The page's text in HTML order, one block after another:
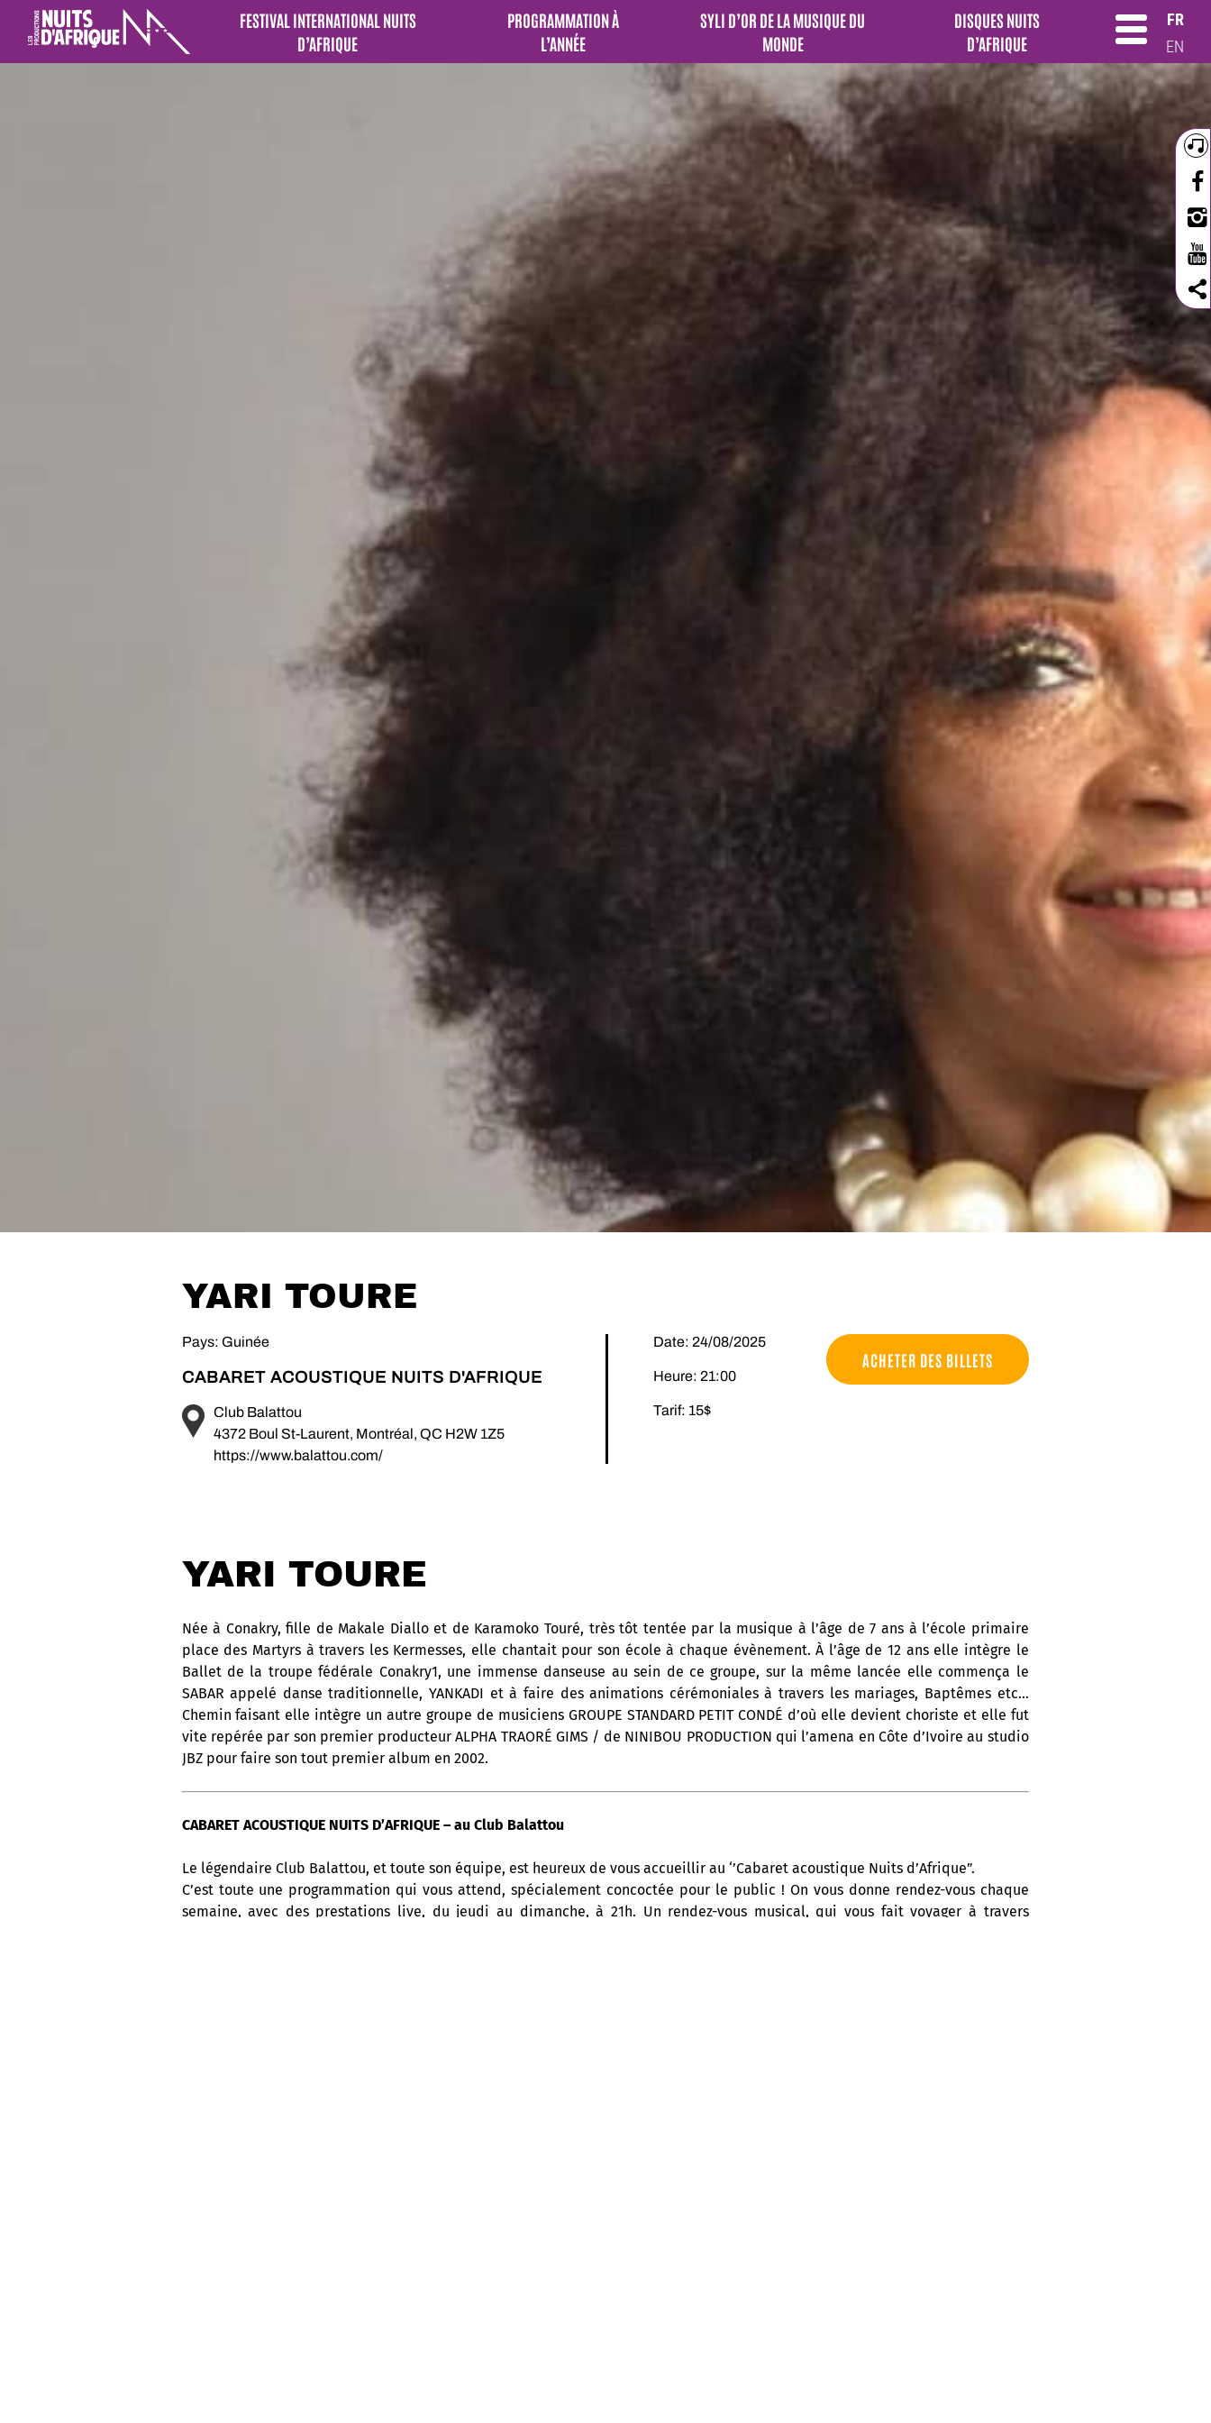
FESTIVAL INTERNATIONAL NUITS
D’AFRIQUE
PROGRAMMATION À
L’ANNÉE
SYLI D’OR DE LA MUSIQUE DU
MONDE
DISQUES NUITS
D’AFRIQUE
FR
EN
YARI TOURE
Pays: Guinée
CABARET ACOUSTIQUE NUITS D'AFRIQUE
Club Balattou
4372 Boul St-Laurent, Montréal, QC H2W 1Z5
https://www.balattou.com/
Date: 24/08/2025
Heure: 21:00
Tarif: 15$
ACHETER DES BILLETS
YARI TOURE
Née à Conakry, fille de Makale Diallo et de Karamoko Touré, très tôt tentée par la musique à l’âge de 7 ans à l’école primaire
place des Martyrs à travers les Kermesses, elle chantait pour son école à chaque évènement. À l’âge de 12 ans elle intègre le
Ballet de la troupe fédérale Conakry1, une immense danseuse au sein de ce groupe, sur la même lancée elle commença le
SABAR appelé danse traditionnelle, YANKADI et à faire des animations cérémoniales à travers les mariages, Baptêmes etc…
Chemin faisant elle intègre un autre groupe de musiciens GROUPE STANDARD PETIT CONDÉ d’où elle devient choriste et elle fut
vite repérée par son premier producteur ALPHA TRAORÉ GIMS / de NINIBOU PRODUCTION qui l’amena en Côte d’Ivoire au studio
JBZ pour faire son tout premier album en 2002.
CABARET ACOUSTIQUE NUITS D’AFRIQUE – au Club Balattou
Le légendaire Club Balattou, et toute son équipe, est heureux de vous accueillir au ‘’Cabaret acoustique Nuits d’Afrique”.
C’est toute une programmation qui vous attend, spécialement concoctée pour le public ! On vous donne rendez-vous chaque
semaine, avec des prestations live, du jeudi au dimanche, à 21h. Un rendez-vous musical, qui vous fait voyager à travers